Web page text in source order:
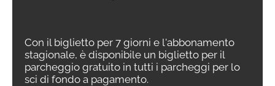
Con il biglietto per 7 giorni e l'abbonamento
stagionale, è disponibile un biglietto per il
parcheggio gratuito in tutti i parcheggi per lo
sci di fondo a pagamento.